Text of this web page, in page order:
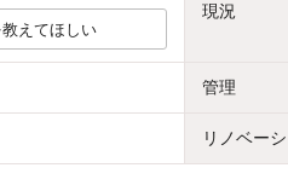
えてほしい
現況
管理
リノベー